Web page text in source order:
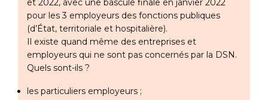
et 2022, avec une bascule finale en janvier 2022
pour les 3 employeurs des fonctions publiques
(d’État, territoriale et hospitalière).
Il existe quand même des entreprises et
employeurs qui ne sont pas concernés par la DSN.
Quels sont-ils ?
les particuliers employeurs ;